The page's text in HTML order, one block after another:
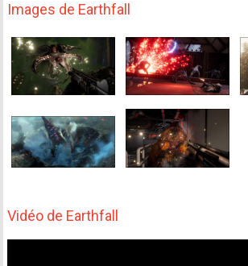
Images de Earthfall
Vidéo de Earthfall